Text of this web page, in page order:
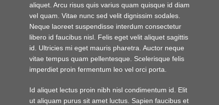
aliquet. Arcu risus quis varius quam quisque id diam
vel quam. Vitae nunc sed velit dignissim sodales.
Neque laoreet suspendisse interdum consectetur
libero id faucibus nisl. Felis eget velit aliquet sagittis
id. Ultricies mi eget mauris pharetra. Auctor neque
vitae tempus quam pellentesque. Scelerisque felis
imperdiet proin fermentum leo vel orci porta.
Id aliquet lectus proin nibh nisl condimentum id. Elit
ut aliquam purus sit amet luctus. Sapien faucibus et